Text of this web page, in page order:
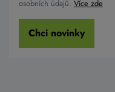
osobních údajů. Více zde
Chci novinky